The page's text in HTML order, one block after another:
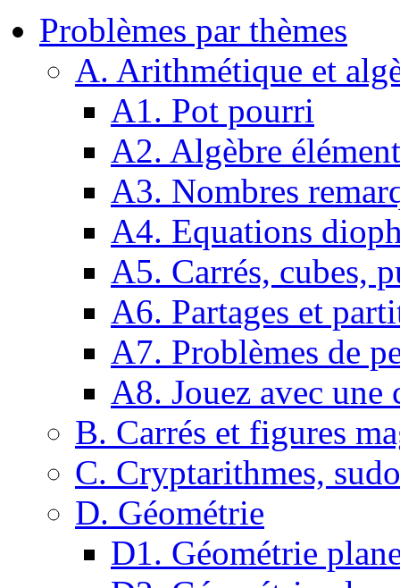
Problèmes par thèmes
A. Arithmétique et
A1. Pot pourri
A2. Algèbre
A3. Nombres
A4. Equations
A5. Carrés, cubes,
A6. Partages et
A7. Problèmes de
A8. Jouez avec une
B. Carrés et figures
C. Cryptarithmes,
D. Géométrie
D1. Géométrie